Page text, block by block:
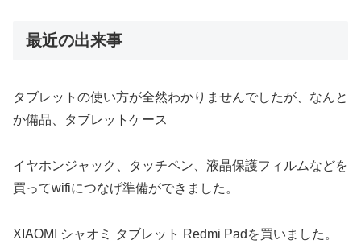
最近の出来事
タブレットの使い方が全然わかりませんでしたが、なんと
か備品、タブレットケース
イヤホンジャック、タッチペン、液晶保護フィルムなどを
買ってwifiにつなげ準備ができました。
XIAOMI シャオミ タブレット Redmi Padを買いました。